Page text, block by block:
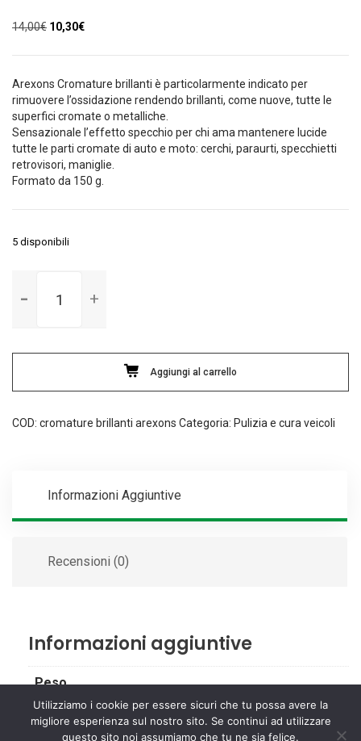
14,00€ Il
originale
14,00€.
10,30€Il
attuale
10,30€.
Arexons Cromature brillanti è particolarmente indicato per
rimuovere l’ossidazione rendendo brillanti, come nuove, tutte le
superfici cromate o metalliche.
Sensazionale l’effetto specchio per chi ama mantenere lucide
tutte le parti cromate di auto e moto: cerchi, paraurti, specchietti
retrovisori, maniglie.
Formato da 150 g.
5 disponibili
brillanti
gr
Aggiungi al carrello
COD: cromature brillanti arexons Categoria: Pulizia e cura veicoli
Informazioni Aggiuntive
Recensioni (0)
Informazioni aggiuntive
Peso
0,5 kg
Utilizziamo i cookie per essere sicuri che tu possa avere la
migliore esperienza sul nostro sito. Se continui ad utilizzare
questo sito noi assumiamo che tu ne sia felice.